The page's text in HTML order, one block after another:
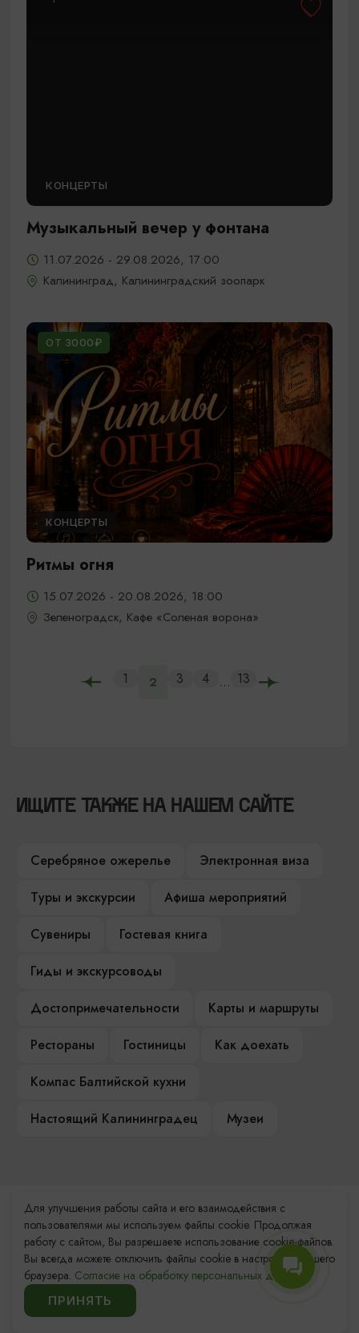
КОНЦЕРТЫ
Музыкальный вечер у фонтана
11.07.2026 - 29.08.2026, 17:00
Калининград, Калининградский зоопарк
ОТ 3000₽
КОНЦЕРТЫ
Ритмы огня
15.07.2026 - 20.08.2026, 18:00
Зеленоградск, Кафе «Соленая ворона»
1 2 3 4 ... 13
ИЩИТЕ ТАКЖЕ НА НАШЕМ САЙТЕ
Серебряное ожерелье
Электронная виза
Туры и экскурсии
Афиша мероприятий
Сувениры
Гостевая книга
Гиды и экскурсоводы
Достопримечательности
Карты и маршруты
Рестораны
Гостиницы
Как доехать
Компас Балтийской кухни
Настоящий Калининградец
Музеи
Контакты Туристского
информационного центра
+7 (4012) 555-200
8 (800) 200-55-39
Для улучшения работы сайта и его взаимодействия с
пользователями мы используем файлы cookie. Продолжая
работу с сайтом, Вы разрешаете использование cookie-файлов.
Вы всегда можете отключить файлы cookie в настройках Вашего
браузера. Согласие на обработку персональных данных.
ПРИНЯТЬ